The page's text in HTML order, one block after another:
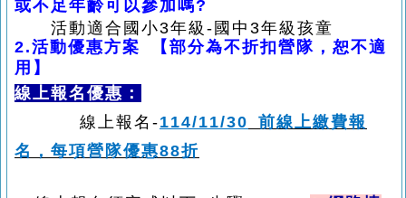
或不足年齡可以參加嗎?
活動適合國小3年級-國中3年級孩童
2.活動優惠方案
【部分為不折扣營隊，恕不適
用】
線上報名優惠：
線上報名 -114/11/30
前線上繳費報
名，每項營隊優惠88折